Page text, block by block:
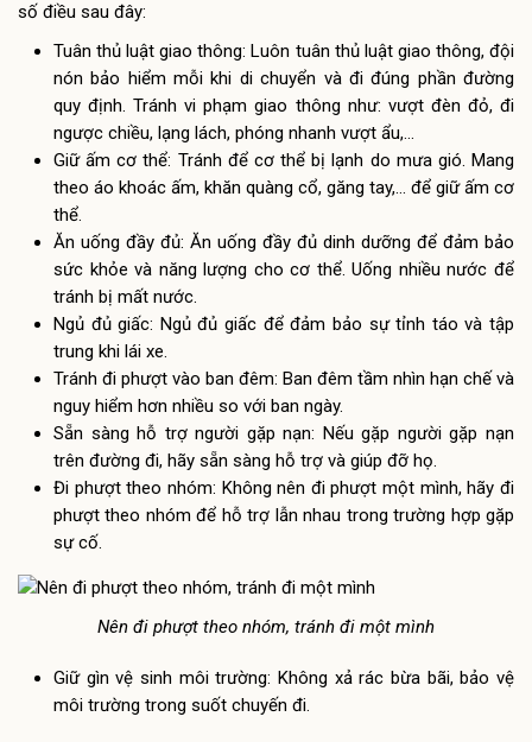
số điều sau đây:
Tuân thủ luật giao thông: Luôn tuân thủ luật giao thông, đội
nón bảo hiểm mỗi khi di chuyển và đi đúng phần đường
quy định. Tránh vi phạm giao thông như: vượt đèn đỏ, đi
ngược chiều, lạng lách, phóng nhanh vượt ẩu,…
Giữ ấm cơ thể: Tránh để cơ thể bị lạnh do mưa gió. Mang
theo áo khoác ấm, khăn quàng cổ, găng tay,… để giữ ấm cơ
thể.
Ăn uống đầy đủ: Ăn uống đầy đủ dinh dưỡng để đảm bảo
sức khỏe và năng lượng cho cơ thể. Uống nhiều nước để
tránh bị mất nước.
Ngủ đủ giấc: Ngủ đủ giấc để đảm bảo sự tỉnh táo và tập
trung khi lái xe.
Tránh đi phượt vào ban đêm: Ban đêm tầm nhìn hạn chế và
nguy hiểm hơn nhiều so với ban ngày.
Sẵn sàng hỗ trợ người gặp nạn: Nếu gặp người gặp nạn
trên đường đi, hãy sẵn sàng hỗ trợ và giúp đỡ họ.
Đi phượt theo nhóm: Không nên đi phượt một mình, hãy đi
phượt theo nhóm để hỗ trợ lẫn nhau trong trường hợp gặp
sự cố.
Nên đi phượt theo nhóm, tránh đi một mình
Giữ gìn vệ sinh môi trường: Không xả rác bừa bãi, bảo vệ
môi trường trong suốt chuyến đi.